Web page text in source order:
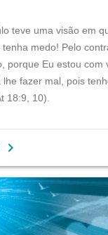
teve uma visão em
medo! Pelo
porque Eu estou com
lhe fazer mal, pois
18:9, 10).
chevron_right